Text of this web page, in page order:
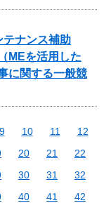
ナンス補助
MEを活用した
に関する一般競
9 10 11
12
20 21
22
30 31
32
40 41
42